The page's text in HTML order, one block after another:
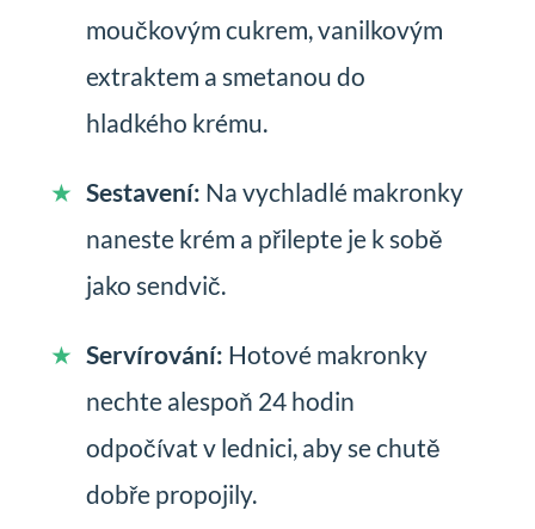
moučkovým cukrem, vanilkovým
extraktem a smetanou do
hladkého krému.
Sestavení: Na vychladlé makronky
naneste krém a přilepte je k sobě
jako sendvič.
Servírování: Hotové makronky
nechte alespoň 24 hodin
odpočívat v lednici, aby se chutě
dobře propojily.